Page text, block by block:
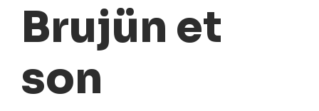
Brujün et
son